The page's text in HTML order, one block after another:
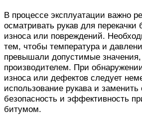
В процессе эксплуатации важно
осматривать рукав для
износа или повреждений.
тем, чтобы температура и
превышали допустимые значения,
производителем. При
износа или дефектов следует
использование рукава и заменить
безопасность и эффективность
битумом.